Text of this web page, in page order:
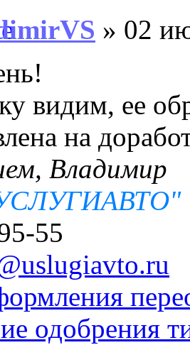
» 02
видим, ее
на
Владимир
55
одобрения